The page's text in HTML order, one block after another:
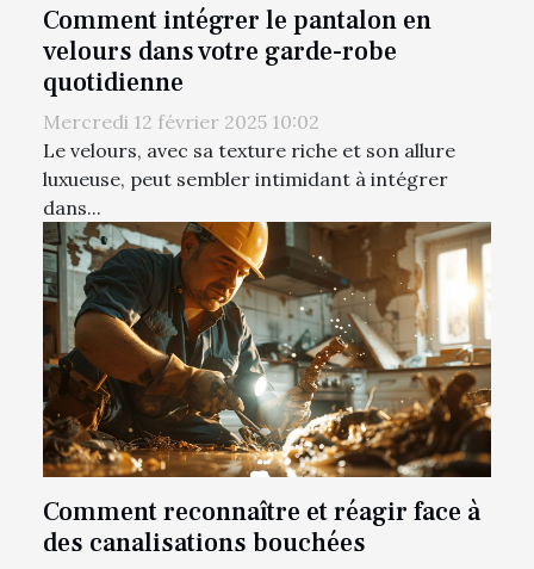
Comment intégrer le pantalon en
velours dans votre garde-robe
quotidienne
Mercredi 12 février 2025 10:02
Le velours, avec sa texture riche et son allure
luxueuse, peut sembler intimidant à intégrer
dans...
Comment reconnaître et réagir face à
des canalisations bouchées